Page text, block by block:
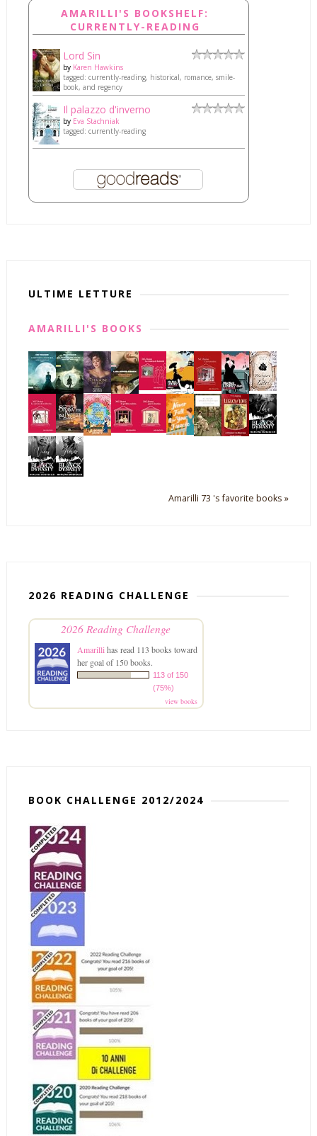
AMARILLI'S BOOKSHELF:
CURRENTLY-READING
Lord Sin
by Karen Hawkins
tagged: currently-reading, historical, romance, smile-
book, and regency
Il palazzo d'inverno
by Eva Stachniak
tagged: currently-reading
ULTIME LETTURE
AMARILLI'S BOOKS
Amarilli 73 's favorite books »
2026 READING CHALLENGE
2026 Reading Challenge
Amarillihas read 113 books toward
her goal of 150 books.
113 of 150
(75%)
view books
BOOK CHALLENGE 2012/2024